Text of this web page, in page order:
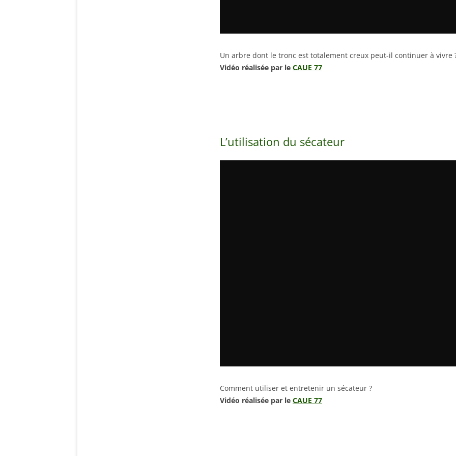
Un arbre dont le tronc est totalement creux peut-il continuer à vivre
Vidéo réalisée par le CAUE 77
L’utilisation du sécateur
Comment utiliser et entretenir un sécateur ?
Vidéo réalisée par le CAUE 77